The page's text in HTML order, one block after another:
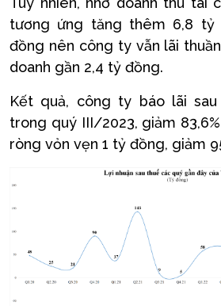
tương ứng tăng thêm 6,8 tỷ
đồng nên công ty vẫn lãi
doanh gần 2,4 tỷ đồng.
Kết quả, công ty báo lãi
trong quý III/2023, giảm
ròng vỏn vẹn 1 tỷ đồng, giảm